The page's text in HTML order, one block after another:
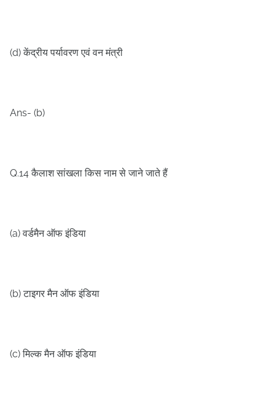
(d)केंद्रीय पर्यावरण एवं वन मंत्री
Ans- (b)
Q.14कैलाश सांखला किस नाम से जाने जाते हैं
(a)वर्डमैन ऑफ इंडिया
(b)टाइगर मैन ऑफ इंडिया
(c)मिल्क मैन ऑफ इंडिया